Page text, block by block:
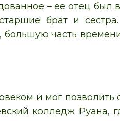
– ее отец
брат и
часть
и мог позволить
колледж Руана,